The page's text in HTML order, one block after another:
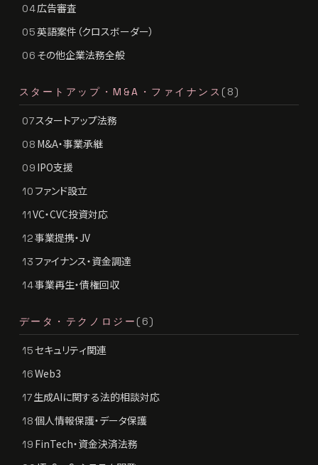
04広告審査
05英語案件（クロスボーダー）
06 その他企業法務全般
スタートアップ・M&A・ファイナンス (8)
07スタートアップ法務
08 M&A・事業承継
09 IPO支援
10 ファンド設立
11VC・CVC投資対応
12事業提携・JV
13 ファイナンス・資金調達
14事業再生・債権回収
データ・テクノロジー (6)
15セキュリティ関連
16Web3
17生成AIに関する法的相談対応
18個人情報保護・データ保護
19 FinTech・資金決済法務